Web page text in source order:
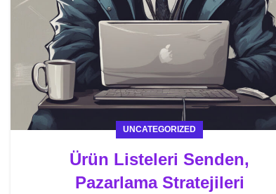
UNCATEGORIZED
Ürün Listeleri Senden,
Pazarlama Stratejileri